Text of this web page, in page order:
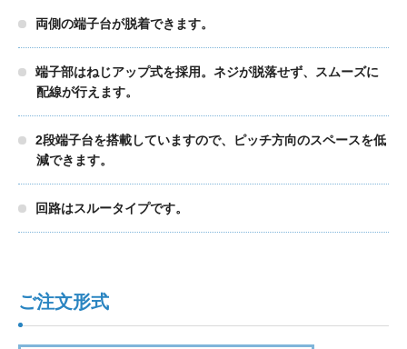
両側の端子台が脱着できます。
端子部はねじアップ式を採用。ネジが脱落せず、スムーズに
配線が行えます。
2段端子台を搭載していますので、ピッチ方向のスペースを低
減できます。
回路はスルータイプです。
ご注文形式